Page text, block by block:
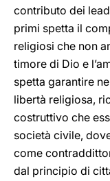
contributo dei
primi spetta il
religiosi che non
timore di Dio e
spetta garantire
libertà religiosa,
costruttivo che
società civile,
come
dal principio di